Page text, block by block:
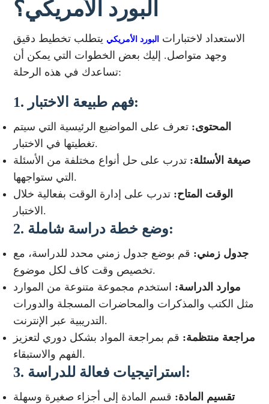
البورد الأمريكي؟
الاستعداد لاختبارات البورد الأمريكي يتطلب تخطيط دقيق
وجهد متواصل. إليك بعض الخطوات التي يمكن أن
تساعدك في هذه الرحلة:
1. فهم طبيعة الاختبار:
المحتوى: تعرف على المواضيع الرئيسية التي سيتم
تغطيتها في الاختبار.
صيغة الأسئلة: تدرب على حل أنواع مختلفة من الأسئلة
التي ستواجهها.
الوقت المتاح: تدرب على إدارة الوقت بفعالية خلال
الاختبار.
2. وضع خطة دراسة شاملة:
جدول زمني: قم بوضع جدول زمني محدد للدراسة، مع
تخصيص وقت كاف لكل موضوع.
موارد الدراسة: استخدم مجموعة متنوعة من الموارد
مثل الكتب والمذكرات والمحاضرات المسجلة والدورات
التدريبية عبر الإنترنت.
مراجعة منتظمة: قم بمراجعة المواد بشكل دوري لتعزيز
الفهم والاستبقاء.
3. استراتيجيات فعالة للدراسة:
تقسيم المادة: قسم المادة إلى أجزاء صغيرة وسهلة